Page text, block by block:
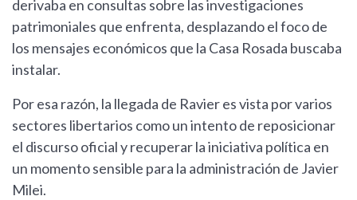
derivaba en consultas sobre las investigaciones
patrimoniales que enfrenta, desplazando el foco de
los mensajes económicos que la Casa Rosada buscaba
instalar.
Por esa razón, la llegada de Ravier es vista por varios
sectores libertarios como un intento de reposicionar
el discurso oficial y recuperar la iniciativa política en
un momento sensible para la administración de Javier
Milei.